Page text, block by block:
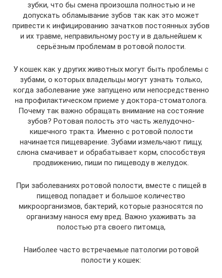
зубки, что бы смена произошла полностью и не
допускать обламывание зубов так как это может
привести к инфицированию зачатков постоянных зубов
и их травме, неправильному росту и в дальнейшем к
серьёзным проблемам в ротовой полости.
У кошек как у других животных могут быть проблемы с
зубами, о которых владельцы могут узнать только,
когда заболевание уже запущено или непосредственно
на профилактическом приеме у доктора-стоматолога.
Почему так важно обращать внимание на состояние
зубов? Ротовая полость это часть желудочно-
кишечного тракта. Именно с ротовой полости
начинается пищеварение. Зубами измельчают пищу,
слюна смачивает и обрабатывает корм, способствуя
продвижению, пиши по пищеводу в желудок.
При заболеваниях ротовой полости, вместе с пищей в
пищевод попадает и большое количество
микроорганизмов, бактерий, которые разносятся по
организму нанося ему вред. Важно ухаживать за
полостью рта своего питомца,
Наиболее часто встречаемые патологии ротовой
полости у кошек: